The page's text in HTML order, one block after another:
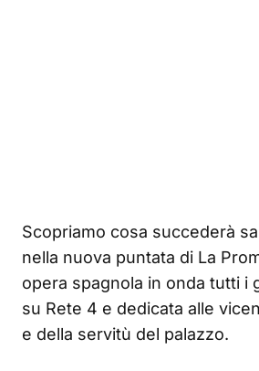
Scopriamo cosa succederà
nella nuova puntata di La
opera spagnola in onda tutti i
su Rete 4 e dedicata alle
e della servitù del palazzo.